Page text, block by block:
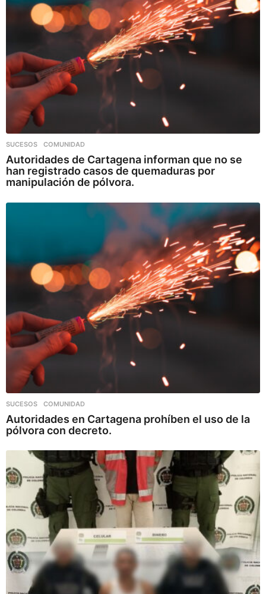
SUCESOS ,COMUNIDAD
Autoridades de Cartagena informan que no se
han registrado casos de quemaduras por
manipulación de pólvora.
SUCESOS ,COMUNIDAD
Autoridades en Cartagena prohíben el uso de la
pólvora con decreto.